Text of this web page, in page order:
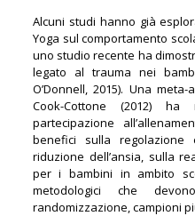
Alcuni studi hanno già
Yoga sul comportamento
uno studio recente ha
legato al trauma nei
O’Donnell, 2015). Una
Cook-Cottone (2012)
partecipazione
benefici sulla regolazione
riduzione dell’ansia, sulla
per i bambini in ambito
metodologici che
randomizzazione, campioni